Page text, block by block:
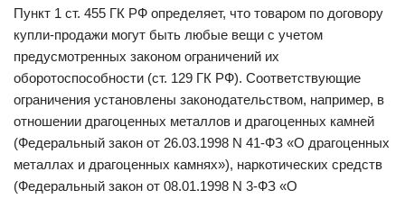
Пункт 1 ст. 455 ГК РФ определяет, что товаром по договору
купли-продажи могут быть любые вещи с учетом
предусмотренных законом ограничений их
оборотоспособности (ст. 129 ГК РФ). Соответствующие
ограничения установлены законодательством, например, в
отношении драгоценных металлов и драгоценных камней
(Федеральный закон от 26.03.1998 N 41-ФЗ «О драгоценных
металлах и драгоценных камнях»), наркотических средств
(Федеральный закон от 08.01.1998 N 3-ФЗ «О